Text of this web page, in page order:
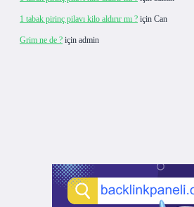
1 tabak pirinç pilavı kilo aldırır mı ? için Can
Grim ne de ? için admin